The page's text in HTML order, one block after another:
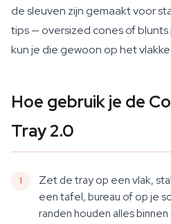
de sleuven zijn gemaakt voor
tips — oversized cones of blunts
kun je die gewoon op het
Hoe gebruik je de
Tray 2.0
Zet de tray op een vlak,
een tafel, bureau of op je
randen houden alles binnen